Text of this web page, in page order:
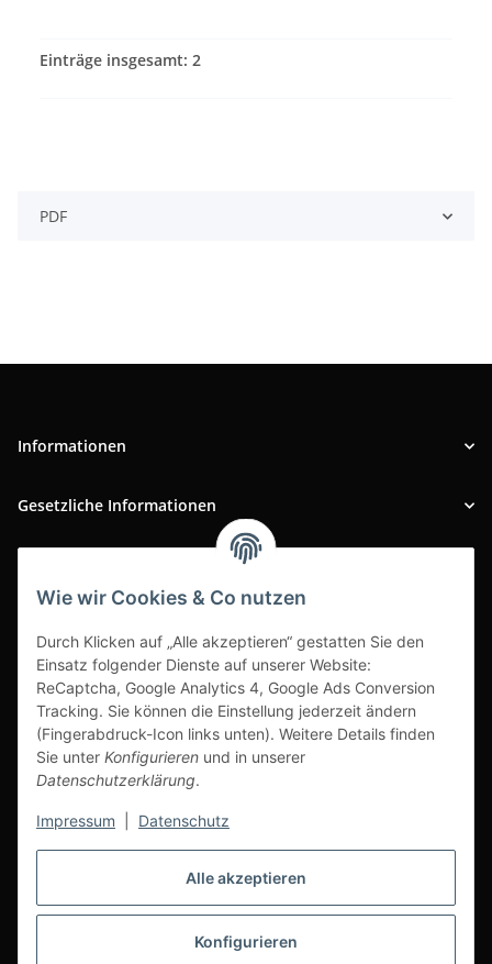
Alle akzeptieren
Konfigurieren
Wie wir Cookies & Co nutzen
Durch Klicken auf „Alle akzeptieren“ gestatten Sie den
Einsatz folgender Dienste auf unserer Website:
ReCaptcha, Google Analytics 4, Google Ads Conversion
Tracking. Sie können die Einstellung jederzeit ändern
(Fingerabdruck-Icon links unten). Weitere Details finden
Sie unter Konfigurieren und in unserer
Datenschutzerklärung.
Impressum Datenschutz
Einträge insgesamt: 2
PDF
Informationen
Gesetzliche Informationen
Vertrag widerrufen
* Alle Preise inkl. gesetzlicher USt., zzgl.Versand